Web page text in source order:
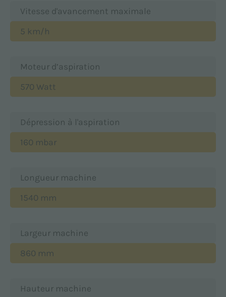
Vitesse d'avancement maximale
5 km/h
Moteur d’aspiration
570 Watt
Dépression à l'aspiration
160 mbar
Longueur machine
1540 mm
Largeur machine
860 mm
Hauteur machine